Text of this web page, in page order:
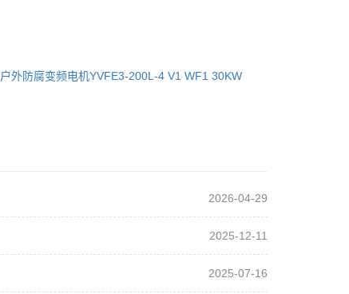
户外防腐变频电机YVFE3-200L-4 V1 WF1 30KW
2026-04-29
2025-12-11
2025-07-16